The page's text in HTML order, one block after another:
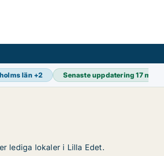
län +2 Senaste uppdatering17 min
lediga lokaler i Lilla Edet.